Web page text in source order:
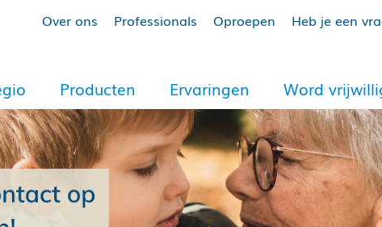
Over ons Professionals Oproepen Heb je een
Producten Ervaringen Word